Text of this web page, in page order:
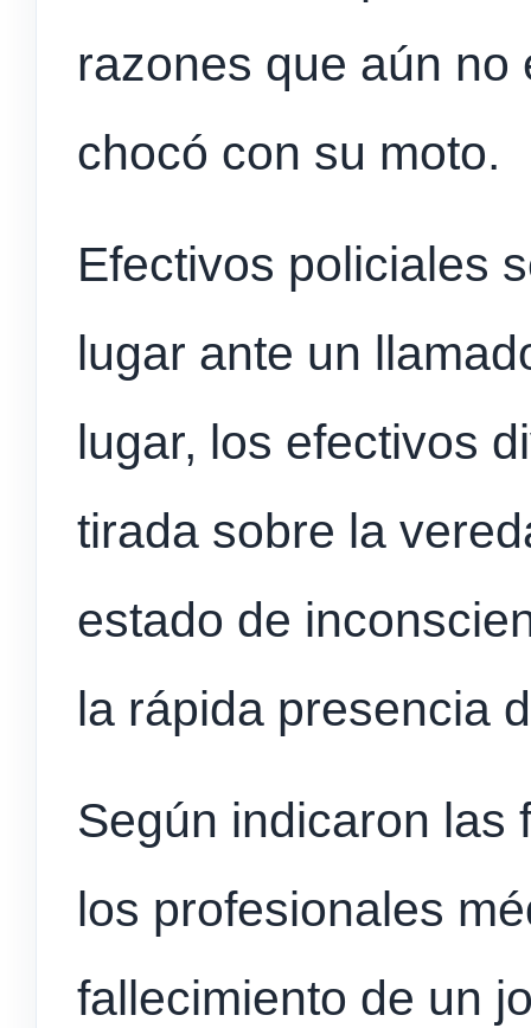
razones que aún no
chocó con su moto.
Efectivos policiales
lugar ante un
lugar, los efectivos
tirada sobre la
estado de
la rápida presencia
Según indicaron las
los profesionales
fallecimiento de un